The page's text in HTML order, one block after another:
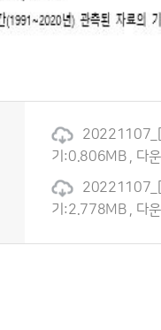
20221107_[
기:0.806MB , 다
20221107_[
기:2.778MB , 다